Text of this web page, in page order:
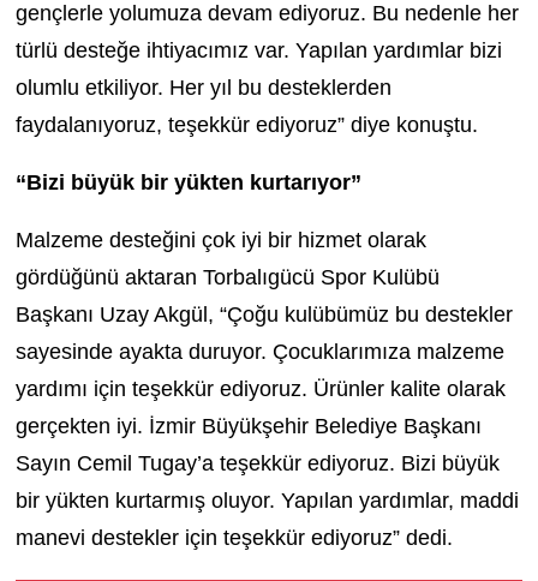
gençlerle yolumuza devam ediyoruz. Bu nedenle her
türlü desteğe ihtiyacımız var. Yapılan yardımlar bizi
olumlu etkiliyor. Her yıl bu desteklerden
faydalanıyoruz, teşekkür ediyoruz” diye konuştu.
“Bizi büyük bir yükten kurtarıyor”
Malzeme desteğini çok iyi bir hizmet olarak
gördüğünü aktaran Torbalıgücü Spor Kulübü
Başkanı Uzay Akgül, “Çoğu kulübümüz bu destekler
sayesinde ayakta duruyor. Çocuklarımıza malzeme
yardımı için teşekkür ediyoruz. Ürünler kalite olarak
gerçekten iyi. İzmir Büyükşehir Belediye Başkanı
Sayın Cemil Tugay’a teşekkür ediyoruz. Bizi büyük
bir yükten kurtarmış oluyor. Yapılan yardımlar, maddi
manevi destekler için teşekkür ediyoruz” dedi.